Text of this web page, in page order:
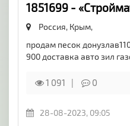
1851699 -
Россия, Крым,
продам песок
900 доставка авто зил
1 091 0
28-08-2023, 09:05